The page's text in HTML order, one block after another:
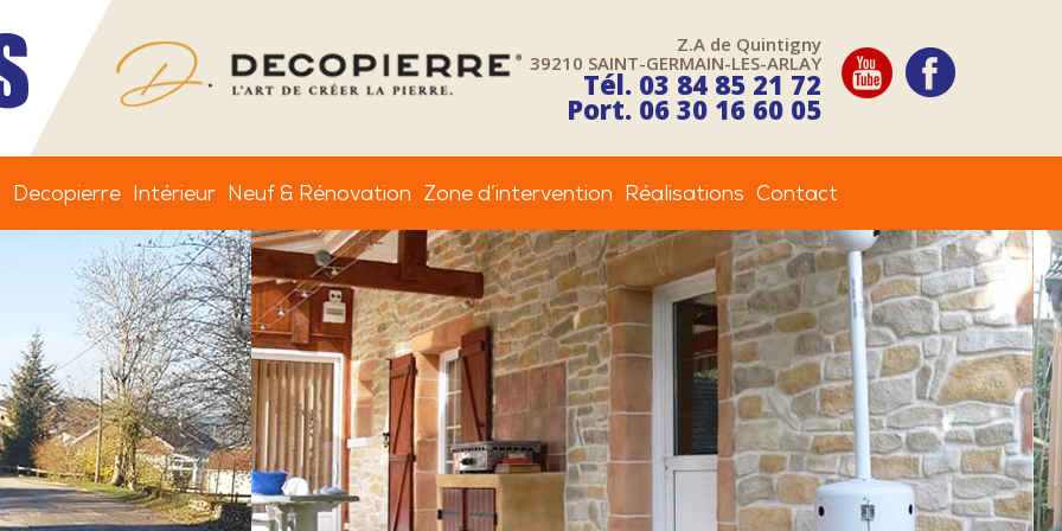
Z.A de Quintigny
39210 SAINT-GERMAIN-LES-ARLAY
Tél.03 84 85 21 72
Port. 06 30 16 60 05
youtube
Decopierre Intérieur Neuf & Rénovation Zone d’intervention Réalisations Contact